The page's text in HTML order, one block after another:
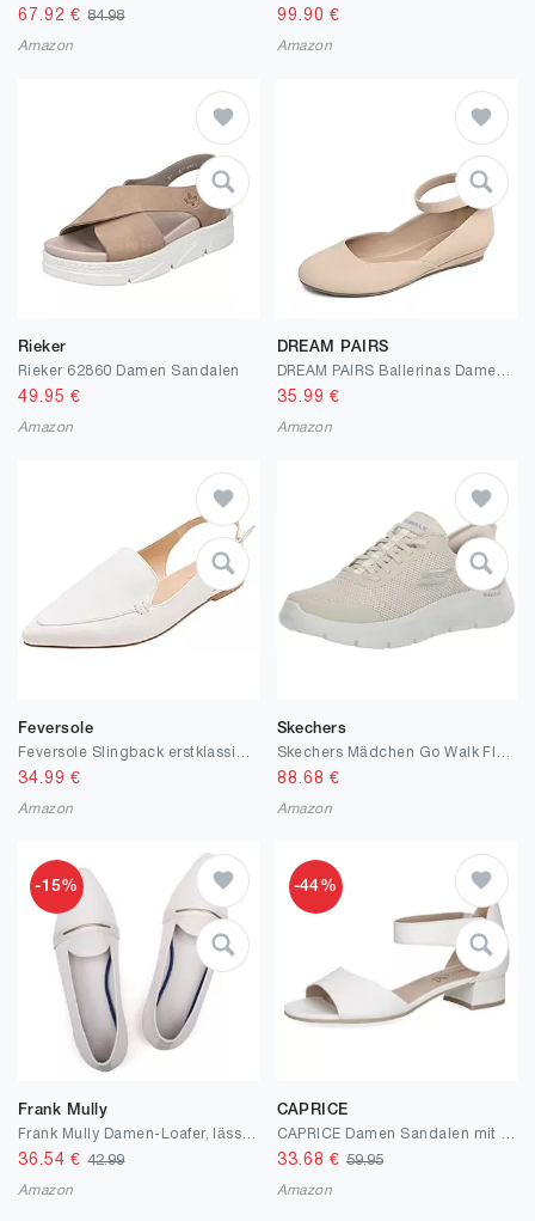
67.92 €84.98
Amazon
99.90 €
Amazon
Rieker
Rieker 62860 Damen Sandalen
49.95 €
Amazon
DREAM PAIRS
35.99 €
Amazon
Feversole
34.99 €
Amazon
Skechers
88.68 €
Amazon
-15%
Frank Mully
36.54 €42.99
Amazon
-44%
CAPRICE
33.68 € 59.95
Amazon